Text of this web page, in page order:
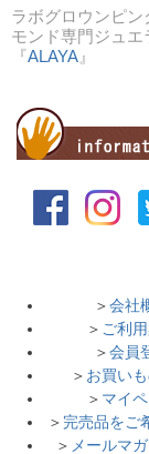
ラボグロウンピン
モンド専門ジュエ
『ALAYA 』
＞会社
＞ ご利
＞会員
＞ お買い
＞ マイ
＞ 完売品をご
＞ メールマ